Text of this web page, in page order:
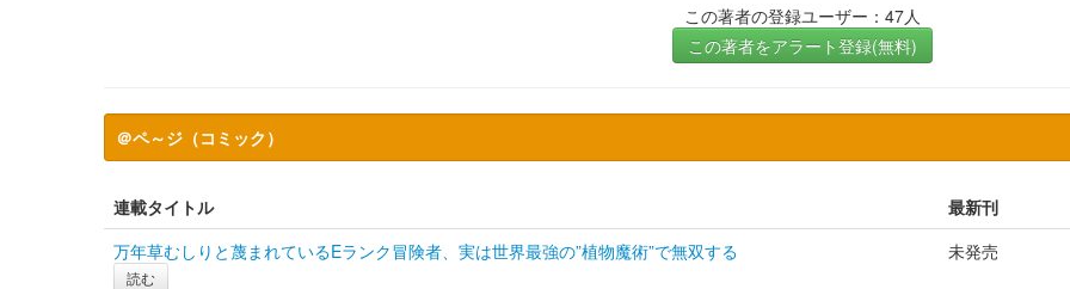
この著者の登録ユーザー：47人
この著者をアラート登録(無料)
＠ペ～ジ（コミック）
連載タイトル 最新刊
万年草むしりと蔑まれているEランク冒険者、実は世界最強の”植物魔術”で無双する
読む
未発売